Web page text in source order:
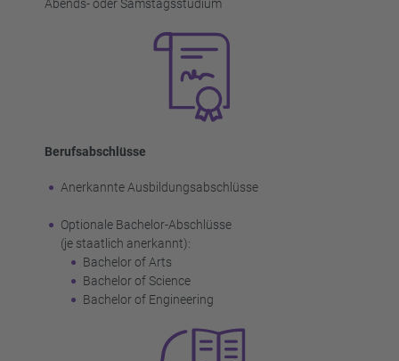
Abends- oder Samstagsstudium
Berufsabschlüsse
Anerkannte Ausbildungsabschlüsse
Optionale Bachelor-Abschlüsse
(je staatlich anerkannt):
Bachelor of Arts
Bachelor of Science
Bachelor of Engineering